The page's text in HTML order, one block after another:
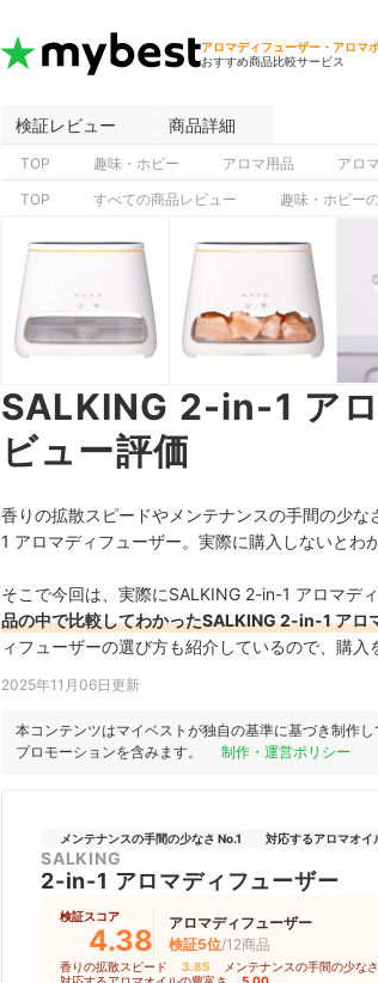
アロマディフューザー・アロマ
おすすめ商品比較サービス
検証レビュー 商品詳細
TOP 趣味・ホビー アロマ用品 アロ
TOP すべての商品レビュー 趣味・ホビー
SALKING 2-in-1 ア
ビュー評価
香りの拡散スピードやメンテナンスの手間の少
1 アロマディフューザー。実際に購入しないとわ
そこで今回は、実際にSALKING 2-in-1 アロマデ
品の中で比較してわかったSALKING 2-in-1 アロ
ィフューザーの選び方も紹介しているので、購
2025年11月06日更新
本コンテンツはマイベストが独自の基準に基づき制作し
プロモーションを含みます。
制作・運営ポリシー
メンテナンスの手間の少なさ No.1 対応するアロマオイ
SALKING
2-in-1 アロマディフューザー
検証スコア
4.38
アロマディフューザー
検証5位/12商品
香りの拡散スピード 3.85 メンテナンスの手間の少なさ